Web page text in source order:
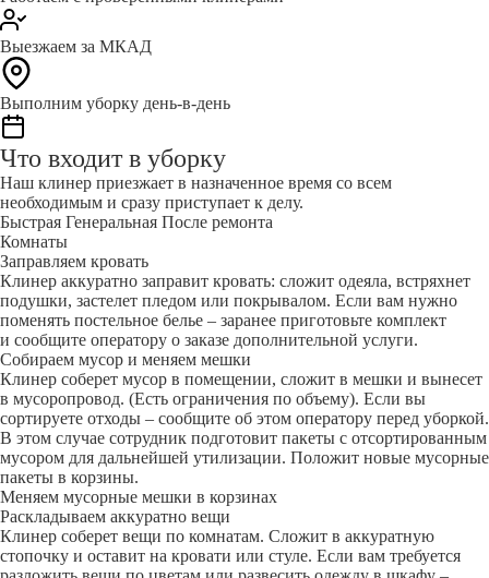
Выезжаем за МКАД
Выполним уборку день-в-день
Что входит в уборку
Наш клинер приезжает в назначенное время со всем
необходимым и сразу приступает к делу.
Быстрая Генеральная После ремонта
Комнаты
Заправляем кровать
Клинер аккуратно заправит кровать: сложит одеяла, встряхнет
подушки, застелет пледом или покрывалом. Если вам нужно
поменять постельное белье – заранее приготовьте комплект
и сообщите оператору о заказе дополнительной услуги.
Собираем мусор и меняем мешки
Клинер соберет мусор в помещении, сложит в мешки и вынесет
в мусоропровод. (Есть ограничения по объему). Если вы
сортируете отходы – сообщите об этом оператору перед уборкой.
В этом случае сотрудник подготовит пакеты с отсортированным
мусором для дальнейшей утилизации. Положит новые мусорные
пакеты в корзины.
Меняем мусорные мешки в корзинах
Раскладываем аккуратно вещи
Клинер соберет вещи по комнатам. Сложит в аккуратную
стопочку и оставит на кровати или стуле. Если вам требуется